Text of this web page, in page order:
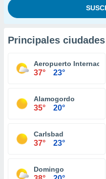
Principales ciudades
Aeropuerto
37° 23°
Alamogordo
35° 20°
Carlsbad
37° 23°
Domingo